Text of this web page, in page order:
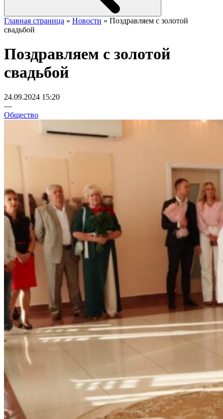
Главная страница » Новости » Поздравляем с золотой
свадьбой
Поздравляем с золотой
свадьбой
24.09.2024 15:20
—
Общество